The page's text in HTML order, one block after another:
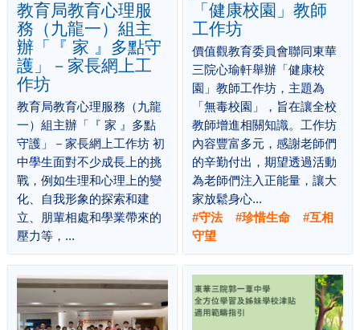
教育局教育心理服
務（九龍一）組主
辦「『 家 』多點守
護」－家長網上工
作坊
教育局教育心理服務（九龍
一）組主辦「『 家 』多點
守護」－家長網上工作坊 初
中學生面對不少成長上的挑
戰，例如生理和心理上的變
化、自我形象的探索和建
立、朋輩相處和學業帶來的
壓力等，...
「健康校園」教師
工作坊
價值觀教育委員會聯同東華
三院心瑜軒舉辦「健康校
園」教師工作坊，主題為
「無毒校園」，旨在讓全校
教師增進相關知識。工作坊
內容豐富多元，感謝老師們
的辛勤付出，期望透過活動
為老師們注入正能量，讓大
家放鬆身心...
#守法 #珍惜生命 #互相
守望